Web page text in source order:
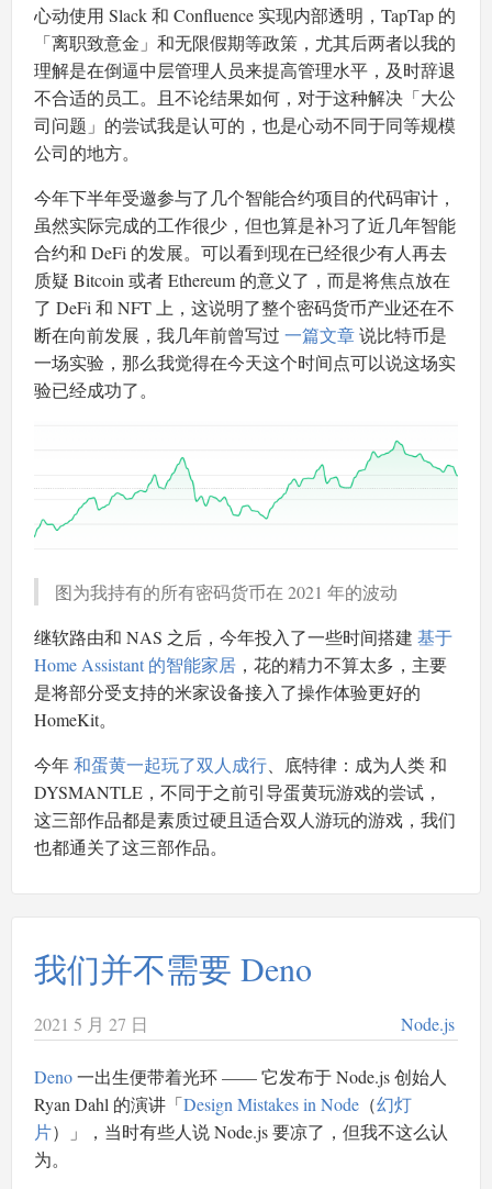
心动使用 Slack 和 Confluence 实现内部透明，TapTap 的
「离职致意金」和无限假期等政策，尤其后两者以我的
理解是在倒逼中层管理人员来提高管理水平，及时辞退
不合适的员工。且不论结果如何，对于这种解决「大公
司问题」的尝试我是认可的，也是心动不同于同等规模
公司的地方。
今年下半年受邀参与了几个智能合约项目的代码审计，
虽然实际完成的工作很少，但也算是补习了近几年智能
合约和 DeFi 的发展。可以看到现在已经很少有人再去
质疑 Bitcoin 或者 Ethereum 的意义了，而是将焦点放在
了 DeFi 和 NFT 上，这说明了整个密码货币产业还在不
断在向前发展，我几年前曾写过 一篇文章说比特币是
一场实验，那么我觉得在今天这个时间点可以说这场实
验已经成功了。
图为我持有的所有密码货币在 2021 年的波动
继软路由和 NAS 之后，今年投入了一些时间搭建 基于
Home Assistant 的智能家居 ，花的精力不算太多，主要
是将部分受支持的米家设备接入了操作体验更好的
HomeKit。
今年和蛋黄一起玩了双人成行、底特律：成为人类 和
DYSMANTLE，不同于之前引导蛋黄玩游戏的尝试，
这三部作品都是素质过硬且适合双人游玩的游戏，我们
也都通关了这三部作品。
我们并不需要 Deno
2021 5 月 27 日 Node.js
Deno一出生便带着光环 —— 它发布于 Node.js 创始人
Ryan Dahl 的演讲「Design Mistakes in Node （幻灯
片）」，当时有些人说 Node.js 要凉了，但我不这么认
为。